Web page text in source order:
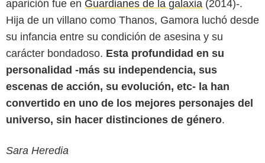
aparición fue en Guardianes de la galaxia (2014)-.
Hija de un villano como Thanos, Gamora luchó desde
su infancia entre su condición de asesina y su
carácter bondadoso. Esta profundidad en su
personalidad -más su independencia, sus
escenas de acción, su evolución, etc- la han
convertido en uno de los mejores personajes del
universo, sin hacer distinciones de género.
Sara Heredia